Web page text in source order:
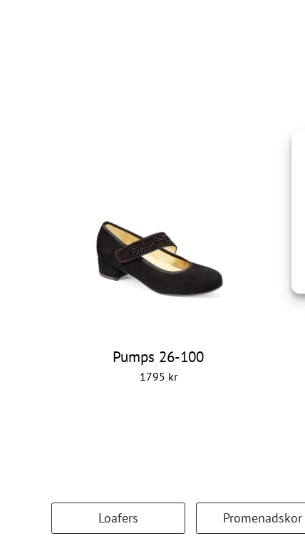
Pumps 26-100
1795 kr
Loafers Promenadskor